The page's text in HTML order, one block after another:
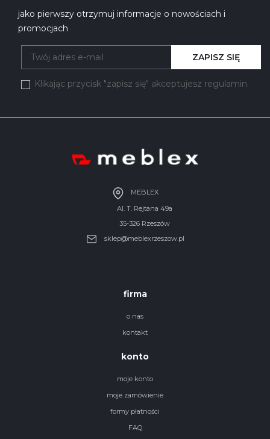
jako pierwszy otrzymuj informacje o nowościach i
promocjach
Klikając przycisk "zapisz się" akceptujesz regulamin.
ZAPISZ SIĘ
MEBLEX
Al. T. Rejtana 49a
35-326 Rzeszów
sklep@meblexrzeszow.pl
firma
o nas
kontakt
konto
moje konto
moje zamówienie
formy płatności
FAQ